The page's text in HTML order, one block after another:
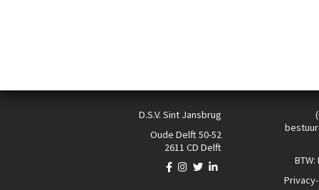
D.S.V. Sint Jansbrug
Oude Delft 50-52
2611 CD Delft